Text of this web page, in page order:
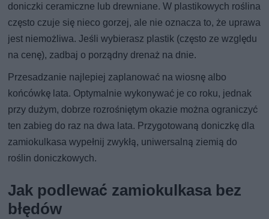
doniczki ceramiczne lub drewniane. W plastikowych roślina
często czuje się nieco gorzej, ale nie oznacza to, że uprawa
jest niemożliwa. Jeśli wybierasz plastik (często ze względu
na cenę), zadbaj o porządny drenaż na dnie.
Przesadzanie najlepiej zaplanować na wiosnę albo
końcówkę lata. Optymalnie wykonywać je co roku, jednak
przy dużym, dobrze rozrośniętym okazie można ograniczyć
ten zabieg do raz na dwa lata. Przygotowaną doniczkę dla
zamiokulkasa wypełnij zwykłą, uniwersalną ziemią do
roślin doniczkowych.
Jak podlewać zamiokulkasa bez
błędów